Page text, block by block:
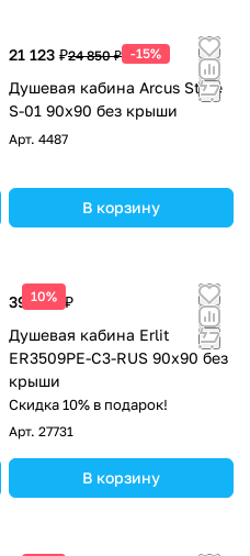
21 123 ₽24 850 ₽ -15%
Душевая кабина Arcus Style
S-01 90х90 без крыши
Арт. 4487
В корзину
10%
39 983 ₽
Душевая кабина Erlit
ER3509PE-C3-RUS 90x90 без
крыши
Скидка 10% в подарок!
Арт. 27731
В корзину